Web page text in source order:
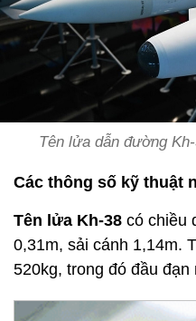
Tên lửa dẫn đường
Các thông số kỹ thuật
Tên lửa Kh-38 có chiều
0,31m, sải cánh 1,14m.
520kg, trong đó đầu đạn